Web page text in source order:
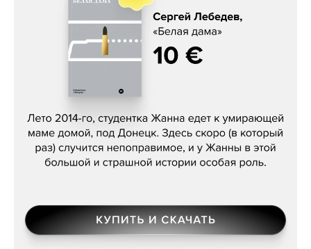
Сергей Лебедев, «Белая дама»